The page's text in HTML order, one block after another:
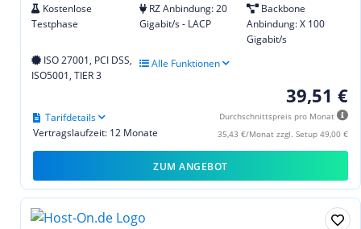
Kostenlose
Testphase
RZ Anbindung: 20
Gigabit/s - LACP
Backbone
Anbindung: X 100
Gigabit/s
ISO 27001, PCI DSS,
ISO5001, TIER 3
Alle Funktionen
39,51 €
Durchschnittspreis pro Monat
35,43 €/Monat zzgl. Setup 49,00 €
Vertragslaufzeit: 12 Monate
Tarifdetails
ZUM ANGEBOT